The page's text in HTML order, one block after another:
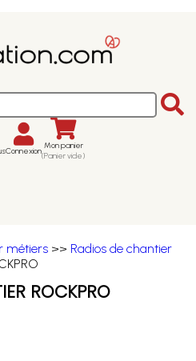
Connexion Mon panier
(Panier vide)
métiers >> Radios de chantier
ROCKPRO